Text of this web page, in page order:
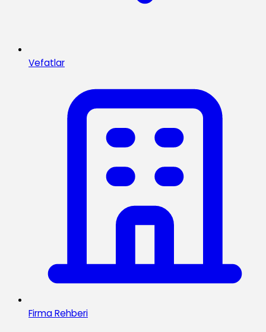
Vefatlar
Firma Rehberi